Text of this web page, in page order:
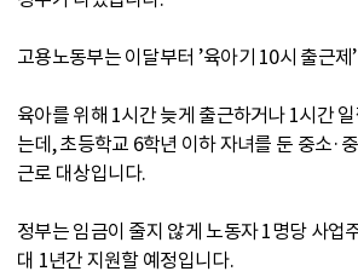
고용노동부는 이달부터 ’육아기 10시 출근제
육아를 위해 1시간 늦게 출근하거나 1시간
는데, 초등학교 6학년 이하 자녀를 둔 중소·
근로 대상입니다.
정부는 임금이 줄지 않게 노동자 1명당 사업
대 1년간 지원할 예정입니다.